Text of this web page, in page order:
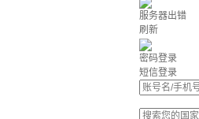
服务器出错
刷新
密码登录
短信登录